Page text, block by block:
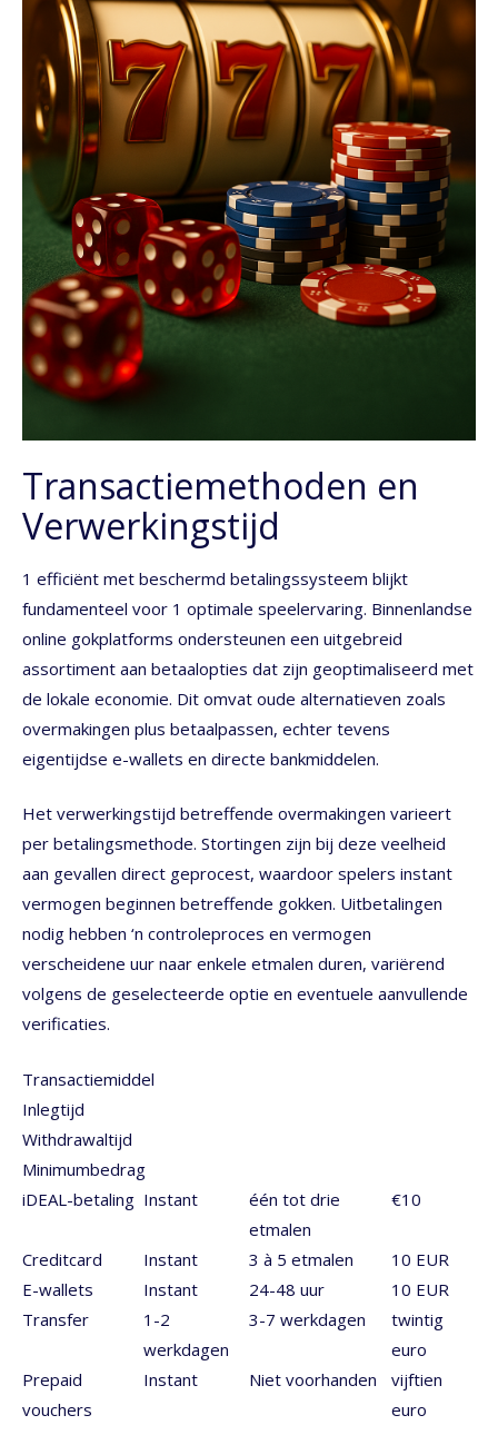
Transactiemethoden en
Verwerkingstijd
1 efficiënt met beschermd betalingssysteem blijkt
fundamenteel voor 1 optimale speelervaring. Binnenlandse
online gokplatforms ondersteunen een uitgebreid
assortiment aan betaalopties dat zijn geoptimaliseerd met
de lokale economie. Dit omvat oude alternatieven zoals
overmakingen plus betaalpassen, echter tevens
eigentijdse e-wallets en directe bankmiddelen.
Het verwerkingstijd betreffende overmakingen varieert
per betalingsmethode. Stortingen zijn bij deze veelheid
aan gevallen direct geprocest, waardoor spelers instant
vermogen beginnen betreffende gokken. Uitbetalingen
nodig hebben ‘n controleproces en vermogen
verscheidene uur naar enkele etmalen duren, variërend
volgens de geselecteerde optie en eventuele aanvullende
verificaties.
Transactiemiddel
Inlegtijd
Withdrawaltijd
Minimumbedrag
iDEAL-betaling Instant
één tot drie
etmalen
€10
Creditcard Instant 3 à 5 etmalen
10 EUR
E-wallets
Instant 24-48 uur
10 EUR
Transfer
1-2
werkdagen
3-7 werkdagen
twintig
euro
Prepaid
vouchers
Instant Niet voorhanden
vijftien
euro